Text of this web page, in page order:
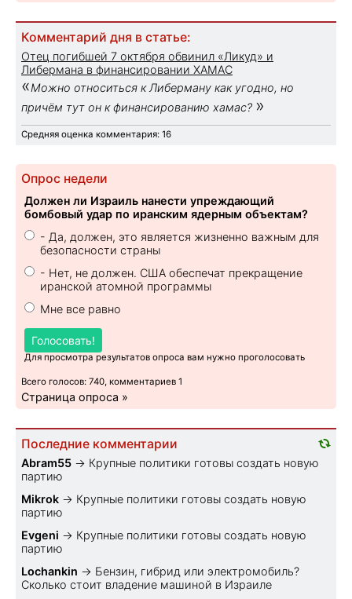
Комментарий дня в статье:
Отец погибшей 7 октября обвинил «Ликуд» и
Либермана в финансировании ХАМАС
«Можно относиться к Либерману как угодно, но
причём тут он к финансированию хамас? »
Средняя оценка комментария: 16
Опрос недели
Должен ли Израиль нанести упреждающий
бомбовый удар по иранским ядерным объектам?
- Да, должен, это является жизненно важным для
безопасности страны
- Нет, не должен. США обеспечат прекращение
иранской атомной программы
Мне все равно
Голосовать!
Для просмотра результатов опроса вам нужно проголосовать
Всего голосов: 740, комментариев 1
Страница опроса »
Последние комментарии
Abram55 → Крупные политики готовы создать новую
партию
Mikrok → Крупные политики готовы создать новую
партию
Evgeni → Крупные политики готовы создать новую
партию
Lochankin → Бензин, гибрид или электромобиль?
Cколько стоит владение машиной в Израиле